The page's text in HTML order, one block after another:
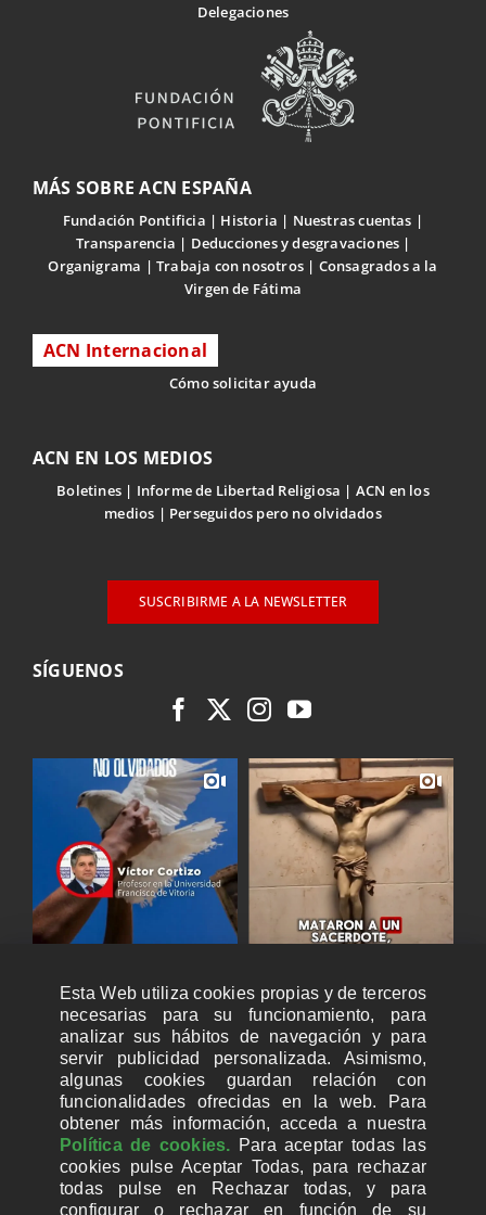
Delegaciones
MÁS SOBRE ACN ESPAÑA
Fundación Pontificia Historia
Nuestras cuentas
Transparencia
Deducciones y desgravaciones
Organigrama
Trabaja con nosotros
Consagrados a la
Virgen de Fátima
ACN Internacional
Cómo solicitar ayuda
ACN EN LOS MEDIOS
Boletines Informe de Libertad Religiosa
ACN en los
medios
Perseguidos pero no olvidados
SUSCRIBIRME A LA NEWSLETTER
SÍGUENOS
Esta Web utiliza cookies propias y de terceros
necesarias para su funcionamiento, para
analizar sus hábitos de navegación y para
servir publicidad personalizada. Asimismo,
algunas cookies guardan relación con
funcionalidades ofrecidas en la web. Para
obtener más información, acceda a nuestra
Política de cookies. Para aceptar todas las
cookies pulse Aceptar Todas, para rechazar
todas pulse en Rechazar todas, y para
configurar o rechazar en función de su